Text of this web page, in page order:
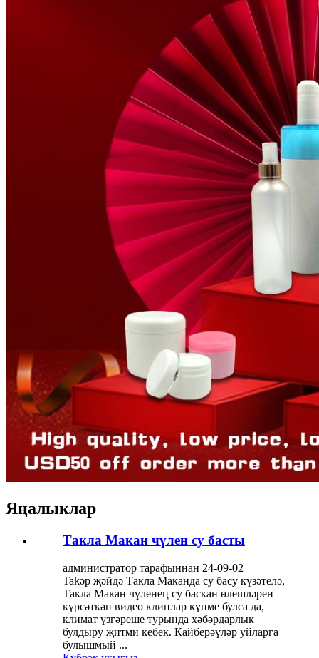
Яңалыклар
Такла Макан чүлен су басты
администратор тарафыннан 24-09-02
Takәр җәйдә Такла Маканда су басу күзәтелә,
Такла Макан чүленең су баскан өлешләрен
күрсәткән видео клиплар күпме булса да,
климат үзгәреше турында хәбәрдарлык
булдыру җитми кебек. Кайберәүләр уйларга
булышмый ...